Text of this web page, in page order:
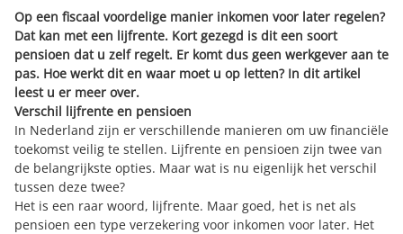
Op een fiscaal voordelige manier inkomen voor later regelen?
Dat kan met een lijfrente. Kort gezegd is dit een soort
pensioen dat u zelf regelt. Er komt dus geen werkgever aan te
pas. Hoe werkt dit en waar moet u op letten? In dit artikel
leest u er meer over.
Verschil lijfrente en pensioen
In Nederland zijn er verschillende manieren om uw financiële
toekomst veilig te stellen. Lijfrente en pensioen zijn twee van
de belangrijkste opties. Maar wat is nu eigenlijk het verschil
tussen deze twee?
Het is een raar woord, lijfrente. Maar goed, het is net als
pensioen een type verzekering voor inkomen voor later. Het